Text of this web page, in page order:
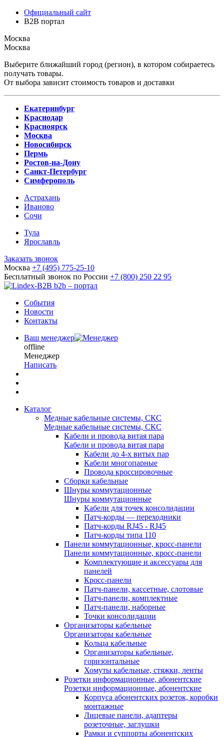
Официальный сайт
B2B портал
Москва
Москва
Выберите ближайший город (регион), в котором собираетесь
получать товары.
От выбора зависит стоимость товаров и доставки
Екатеринбург
Краснодар
Красноярск
Москва
Новосибирск
Пермь
Ростов-на-Дону
Санкт-Петербург
Симферополь
Астрахань
Иваново
Сочи
Тула
Ярославль
Заказать звонок
Москва +7 (495) 775-25-10
Бесплатный звонок по России +7 (800) 250 22 95
b2b – портал
События
Новости
Контакты
Ваш менеджер
offline
Менеджер
Написать
Каталог
Медные кабельные системы, СКС
Медные кабельные системы, СКС
Кабели и провода витая пара
Кабели и провода витая пара
Кабели до 4-х витых пар
Кабели многопарные
Провода кроссировочные
Сборки кабельные
Шнуры коммутационные
Шнуры коммутационные
Кабели для точек консолидации
Патч-корды — переходники
Патч-корды RJ45 - RJ45
Патч-корды типа 110
Панели коммутационные, кросс-панели
Панели коммутационные, кросс-панели
Комплектующие и аксессуары для
панелей
Кросс-панели
Патч-панели, кассетные, слотовые
Патч-панели, комплектные
Патч-панели, наборные
Точки консолидации
Организаторы кабельные
Организаторы кабельные
Кольца кабельные
Организаторы кабельные,
горизонтальные
Хомуты кабельные, стяжки, ленты
Розетки информационные, абонентские
Розетки информационные, абонентские
Корпуса абонентских розеток, коробки
монтажные
Лицевые панели, адаптеры
розеточные, заглушки
Рамки и суппорты абонентских